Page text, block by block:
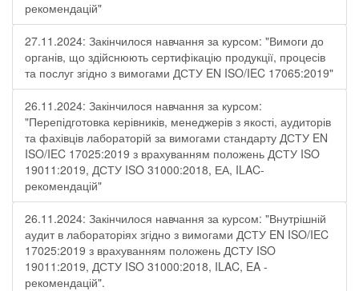
рекомендацій"
27.11.2024: Закінчилося навчання за курсом: "Вимоги до
органів, що здійснюють сертифікацію продукції, процесів
та послуг згідно з вимогами ДСТУ EN ISO/IEC 17065:2019"
26.11.2024: Закінчилося навчання за курсом:
"Перепідготовка керівників, менеджерів з якості, аудиторів
та фахівців лабораторій за вимогами стандарту ДСТУ EN
ISO/IEC 17025:2019 з врахуванням положень ДСТУ ISO
19011:2019, ДСТУ ISO 31000:2018, ЕА, ILAC-
рекомендацій"
26.11.2024: Закінчилося навчання за курсом: "Внутрішній
аудит в лабораторіях згідно з вимогами ДСТУ EN ISO/IEC
17025:2019 з врахуванням положень ДСТУ ISO
19011:2019, ДСТУ ISO 31000:2018, ILAC, EA -
рекомендацій".